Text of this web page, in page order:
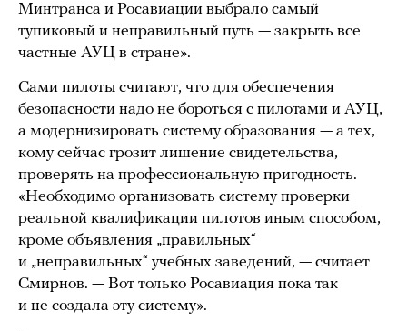
Минтранса и Росавиации выбрало самый
тупиковый и неправильный путь — закрыть все
частные АУЦ в стране».
Сами пилоты считают, что для обеспечения
безопасности надо не бороться с пилотами и АУЦ,
а модернизировать систему образования — а тех,
кому сейчас грозит лишение свидетельства,
проверять на профессиональную пригодность.
«Необходимо организовать систему проверки
реальной квалификации пилотов иным способом,
кроме объявления „правильных“
и „неправильных“ учебных заведений, — считает
Смирнов. — Вот только Росавиация пока так
и не создала эту систему».